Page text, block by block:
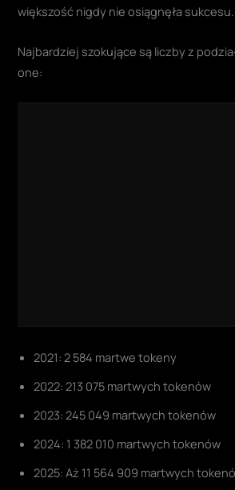
większość nigdy nie osiągnęła sukcesu.
Najbardziej szokujące są liczby z
one:
2021: 2 584 martwe tokeny
2022: 213 075 martwych tokenów
2023: 245 049 martwych tokenów
2024: 1 382 010 martwych tokenów
2025: Aż 11 564 909 martwych